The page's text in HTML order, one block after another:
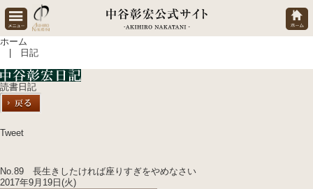
ホーム
| 日記
読書日記
Tweet
No.89 長生きしたければ座りすぎをやめなさい
2017年9月19日(火)